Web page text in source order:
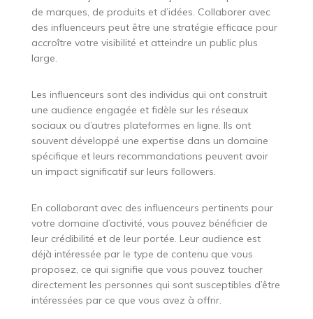
de marques, de produits et d’idées. Collaborer avec
des influenceurs peut être une stratégie efficace pour
accroître votre visibilité et atteindre un public plus
large.
Les influenceurs sont des individus qui ont construit
une audience engagée et fidèle sur les réseaux
sociaux ou d’autres plateformes en ligne. Ils ont
souvent développé une expertise dans un domaine
spécifique et leurs recommandations peuvent avoir
un impact significatif sur leurs followers.
En collaborant avec des influenceurs pertinents pour
votre domaine d’activité, vous pouvez bénéficier de
leur crédibilité et de leur portée. Leur audience est
déjà intéressée par le type de contenu que vous
proposez, ce qui signifie que vous pouvez toucher
directement les personnes qui sont susceptibles d’être
intéressées par ce que vous avez à offrir.